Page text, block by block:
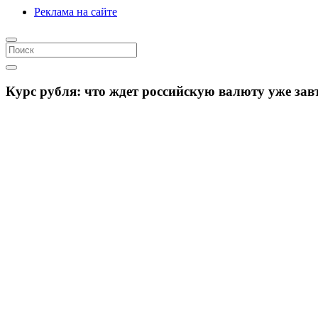
Реклама на сайте
Курс рубля: что ждет российскую валюту уже